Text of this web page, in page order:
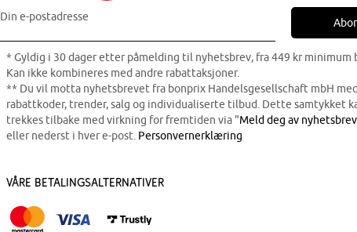
Din e-postadresse
* Gyldig i 30 dager etter påmelding til nyhetsbrev, fra 449 kr minimum
Kan ikke kombineres med andre rabattaksjoner.
** Du vil motta nyhetsbrevet fra bonprix Handelsgesellschaft mbH
rabattkoder, trender, salg og individualiserte tilbud. Dette samtykket
trekkes tilbake med virkning for fremtiden via "Meld deg av nyhetsbrev
eller nederst i hver e-post. Personvernerklæring
Våre betalingsalternativer